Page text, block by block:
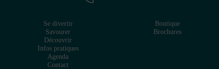
Se divertir
Savourer
Découvrir
Infos pratiques
Agenda
Contact
Boutique
Brochures